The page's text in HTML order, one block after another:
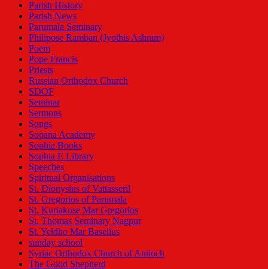
Parish History
Parish News
Parumala Seminary
Philipose Ramban (Jyothis Ashram)
Poem
Pope Francis
Priests
Russian Orthodox Church
SDOF
Seminar
Sermons
Songs
Sopana Academy
Sophia Books
Sophia E Library
Speeches
Spiritual Organisations
St. Dionysius of Vattasseril
St. Gregorios of Parumala
St. Kuriakose Mar Gregorios
St. Thomas Seminary Nagpur
St. Yeldho Mar Baselius
sunday school
Syriac Orthodox Church of Antioch
The Good Shepherd